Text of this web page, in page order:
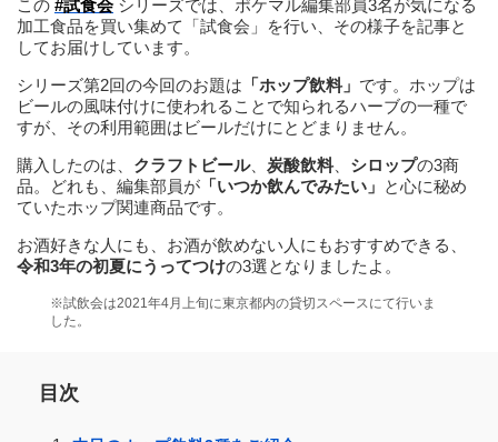
この #試食会シリーズでは、ポケマル編集部員3名が気になる
加工食品を買い集めて「試食会」を行い、その様子を記事と
してお届けしています。
シリーズ第2回の今回のお題は 「ホップ飲料」 です。ホップは
ビールの風味付けに使われることで知られるハーブの一種で
すが、その利用範囲はビールだけにとどまりません。
購入したのは、 クラフトビール、 炭酸飲料 シロップの3商
品。どれも、編集部員が 「いつか飲んでみたい」 と心に秘め
ていたホップ関連商品です。
お酒好きな人にも、お酒が飲めない人にもおすすめできる、
令和3年の初夏にうってつけの3選となりましたよ。
※試飲会は2021年4月上旬に東京都内の貸切スペースにて行いま
した。
目次